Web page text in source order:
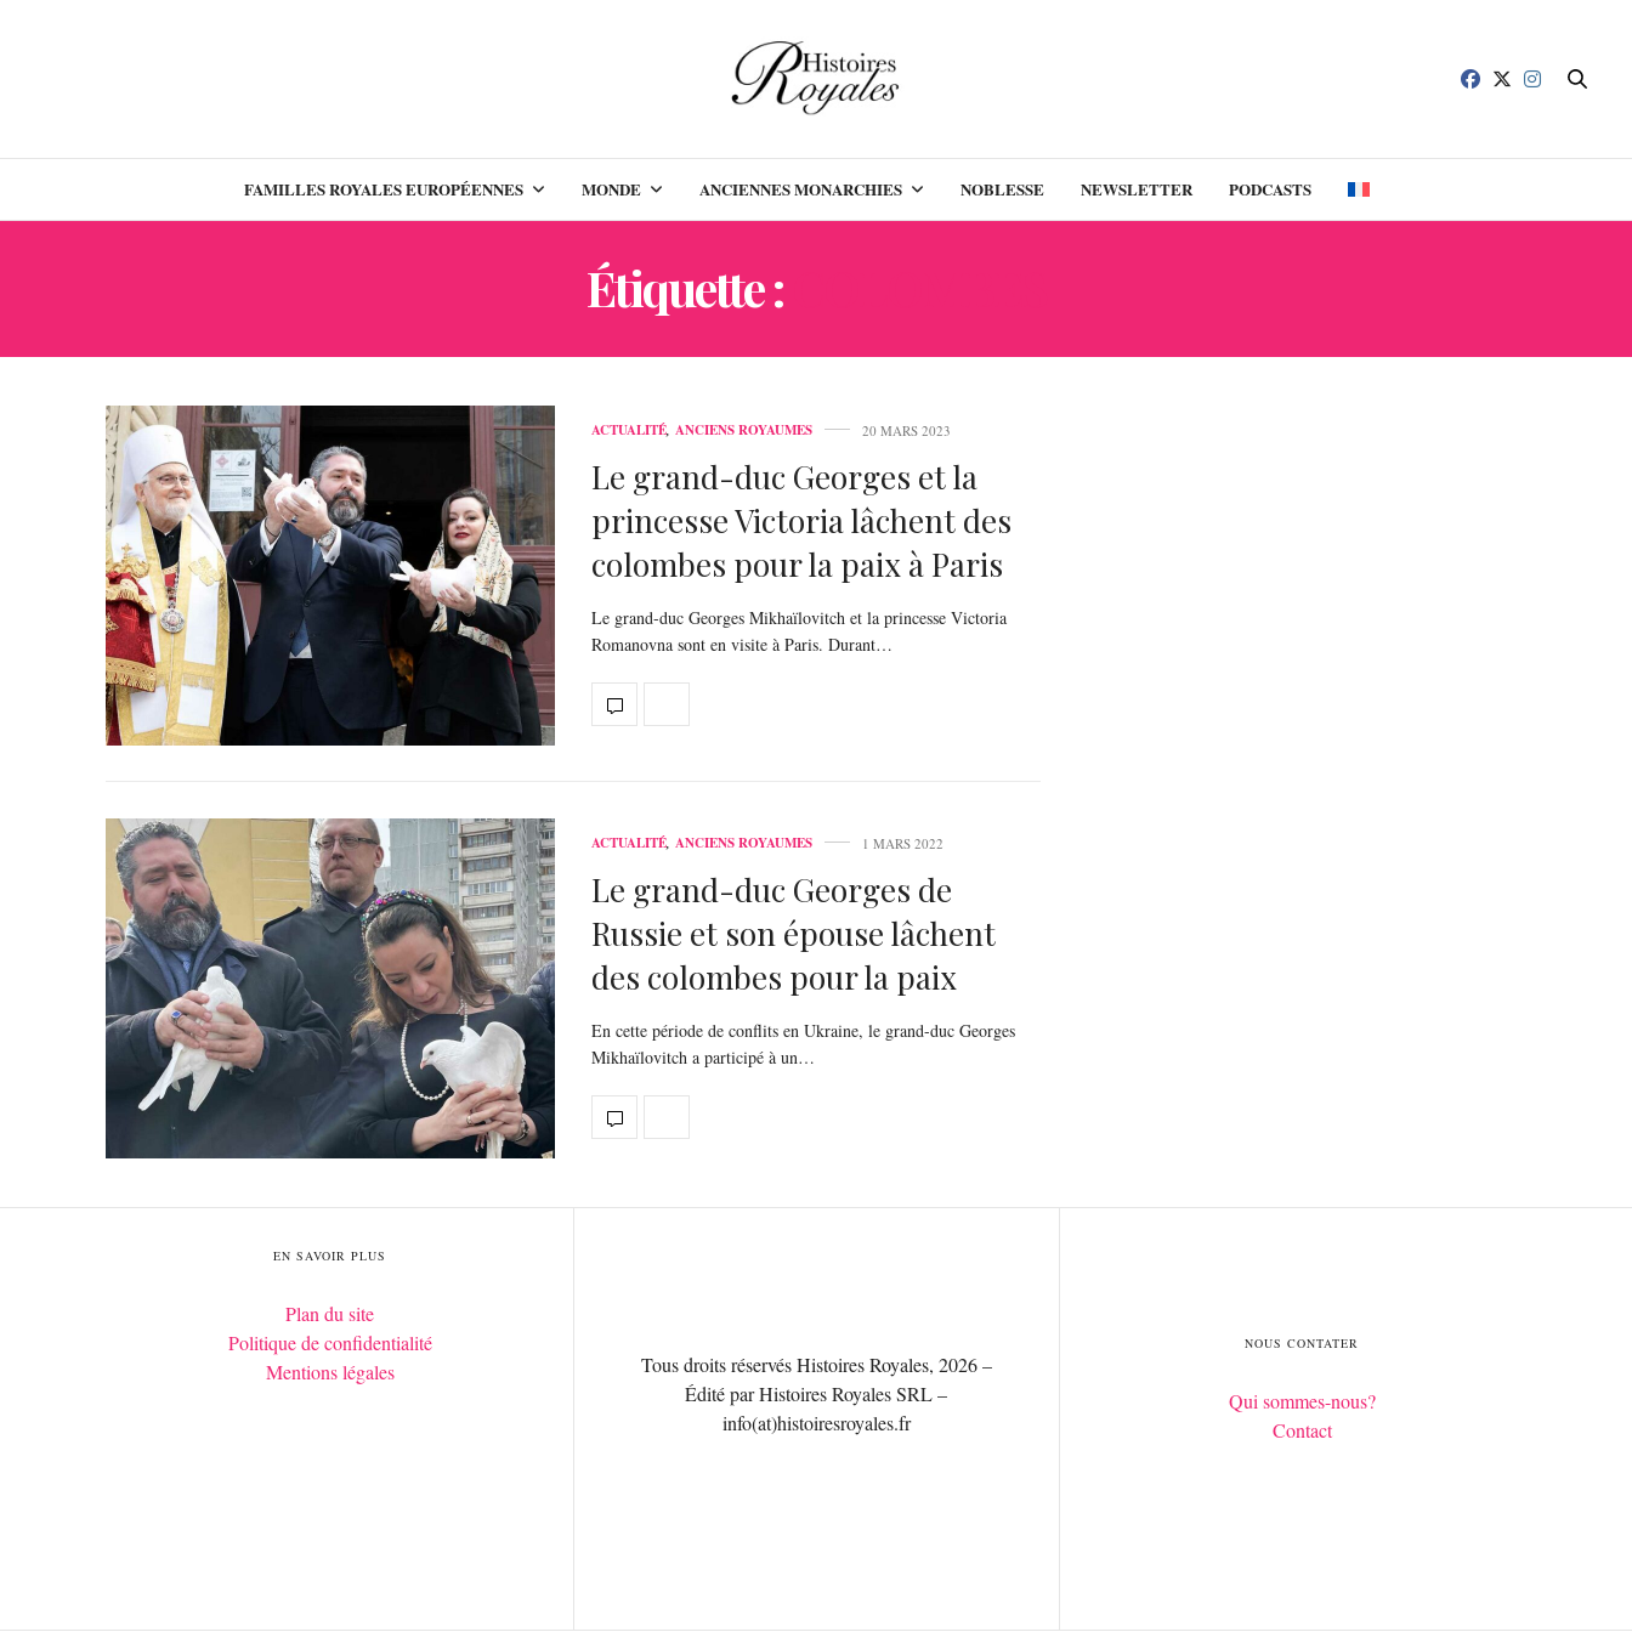
FAMILLES ROYALES EUROPÉENNES MONDE ANCIENNES MONARCHIES NOBLESSE NEWSLETTER PODCASTS
Étiquette :
ACTUALITÉ, ANCIENS ROYAUMES 20 MARS 2023
Le grand-duc Georges et la
princesse Victoria lâchent des
colombes pour la paix à Paris
Le grand-duc Georges Mikhaïlovitch et la princesse Victoria
Romanovna sont en visite à Paris. Durant…
ACTUALITÉ, ANCIENS ROYAUMES 1 MARS 2022
Le grand-duc Georges de
Russie et son épouse lâchent
des colombes pour la paix
En cette période de conflits en Ukraine, le grand-duc Georges
Mikhaïlovitch a participé à un…
EN SAVOIR PLUS
Plan du site
Politique de confidentialité
Mentions légales
Tous droits réservés Histoires Royales, 2026 –
Édité par Histoires Royales SRL –
info(at)histoiresroyales.fr
NOUS CONTATER
Qui sommes-nous?
Contact